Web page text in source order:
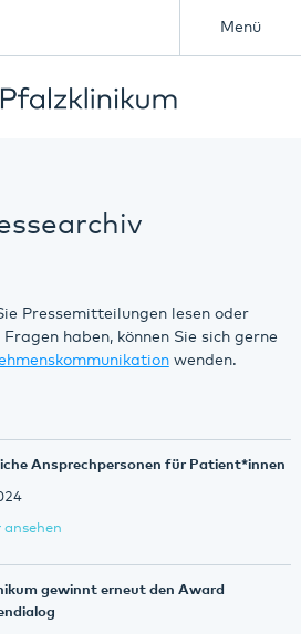
Menü
Pressemitteilungen lesen oder
haben, können Sie sich gerne
wenden.
Ansprechpersonen für Patient*innen
ansehen
gewinnt erneut den Award